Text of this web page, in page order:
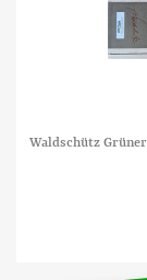
Waldschütz